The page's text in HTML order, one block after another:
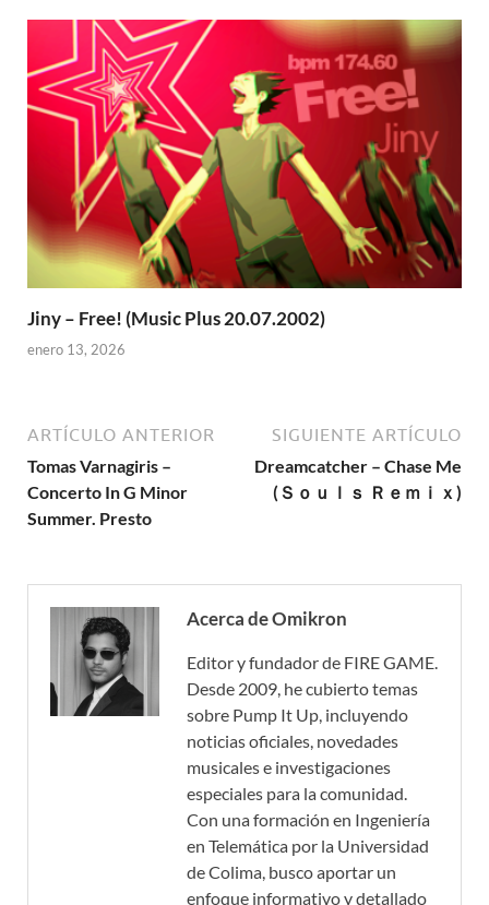
Jiny – Free! (Music Plus 20.07.2002)
enero 13, 2026
ARTÍCULO ANTERIOR
Tomas Varnagiris –
Concerto In G Minor
Summer. Presto
SIGUIENTE ARTÍCULO
Dreamcatcher – Chase Me
(Ｓｏｕｌｓ Ｒｅｍｉｘ)
Acerca de Omikron
Editor y fundador de FIRE GAME.
Desde 2009, he cubierto temas
sobre Pump It Up, incluyendo
noticias oficiales, novedades
musicales e investigaciones
especiales para la comunidad.
Con una formación en Ingeniería
en Telemática por la Universidad
de Colima, busco aportar un
enfoque informativo y detallado